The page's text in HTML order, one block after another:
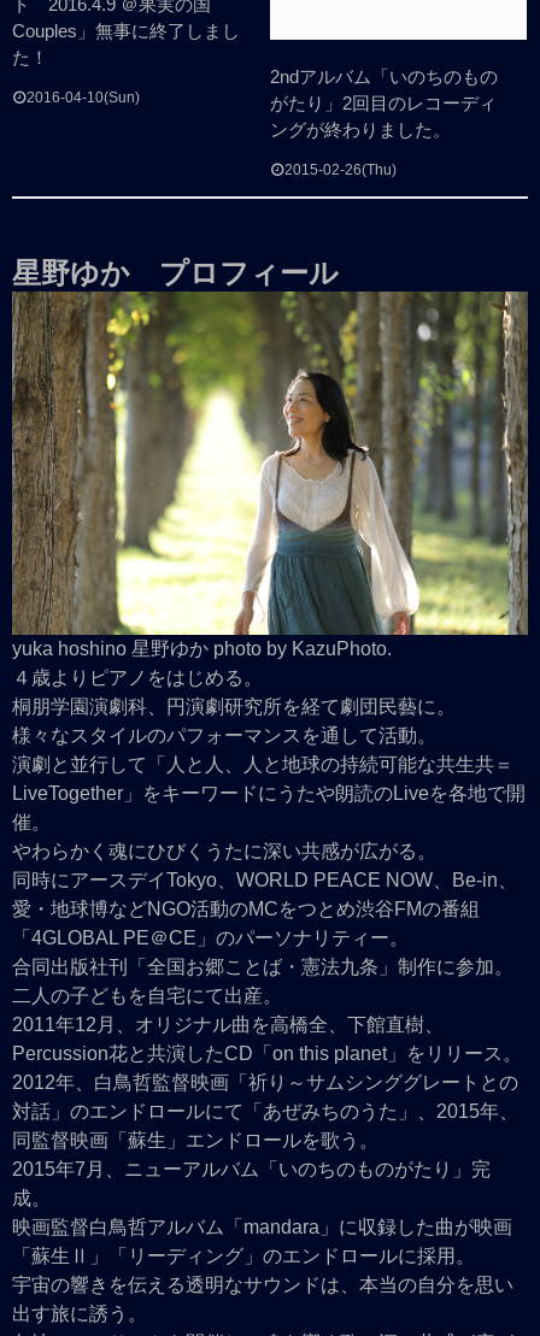
ト 2016.4.9 ＠果実の国
Couples」無事に終了しまし
た！
2016-04-10(Sun)
2ndアルバム「いのちのもの
がたり」2回目のレコーディ
ングが終わりました。
2015-02-26(Thu)
星野ゆか プロフィール
yuka hoshino 星野ゆか photo by KazuPhoto.
４歳よりピアノをはじめる。
桐朋学園演劇科、円演劇研究所を経て劇団民藝に。
様々なスタイルのパフォーマンスを通して活動。
演劇と並行して「人と人、人と地球の持続可能な共生共＝
LiveTogether」をキーワードにうたや朗読のLiveを各地で開
催。
やわらかく魂にひびくうたに深い共感が広がる。
同時にアースデイTokyo、WORLD PEACE NOW、Be-in、
愛・地球博などNGO活動のMCをつとめ渋谷FMの番組
「4GLOBAL PE＠CE」のパーソナリティー。
合同出版社刊「全国お郷ことば・憲法九条」制作に参加。
二人の子どもを自宅にて出産。
2011年12月、オリジナル曲を高橋全、下館直樹、
Percussion花と共演したCD「on this planet」をリリース。
2012年、白鳥哲監督映画「祈り～サムシンググレートとの
対話」のエンドロールにて「あぜみちのうた」、2015年、
同監督映画「蘇生」エンドロールを歌う。
2015年7月、ニューアルバム「いのちのものがたり」完
成。
映画監督白鳥哲アルバム「mandara」に収録した曲が映画
「蘇生Ⅱ」「リーディング」のエンドロールに採用。
宇宙の響きを伝える透明なサウンドは、本当の自分を思い
出す旅に誘う。